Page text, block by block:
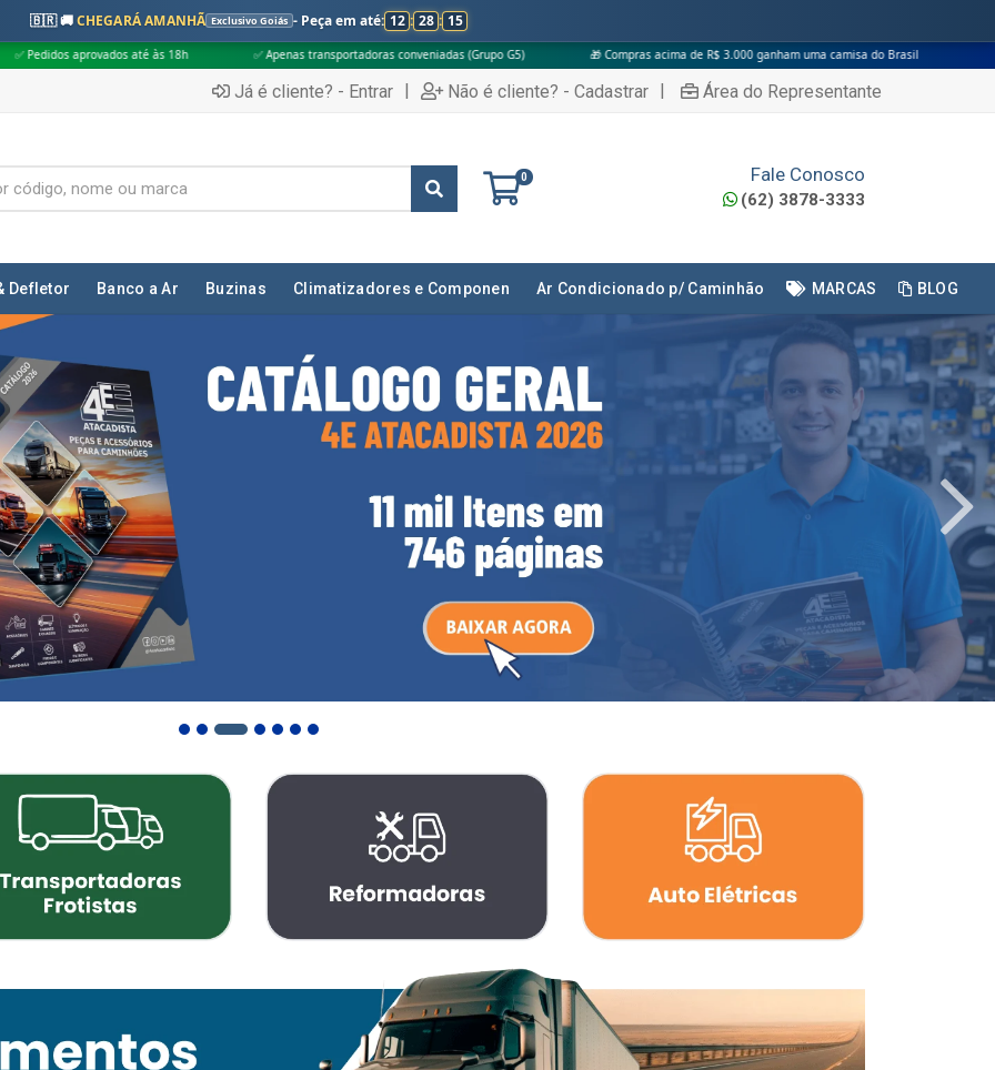
🇧🇷 🚚CHEGARÁ AMANHÃ Exclusivo Goiás - Peça em até: 12 : 28 : 13
18h ✅ Apenas transportadoras conveniadas (Grupo G5) 🎁 Compras acima de R$ 3.000 ganham uma camisa do Brasil
Já é cliente? - Entrar | Não é cliente? - Cadastrar | Área do Representante
0 Fale Conosco
(62) 3878-3333
Defletor Banco a Ar Buzinas Climatizadores e Componen Ar Condicionado p/ Caminhão MARCAS BLOG